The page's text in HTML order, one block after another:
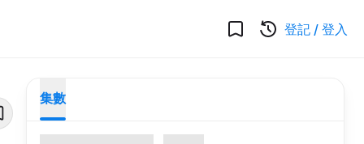
登記 / 登入
集數